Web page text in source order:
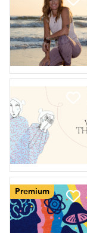
Premium